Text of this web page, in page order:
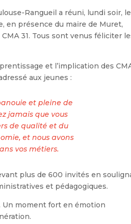
Rangueil a réuni, lundi soir,
en présence du maire de Muret,
31. Tous sont venus féliciter
et l’implication des
aux jeunes :
et pleine de
jamais que vous
de qualité et du
et nous avons
vos métiers.
plus de 600 invités en
et pédagogiques.
Un moment fort en émotion